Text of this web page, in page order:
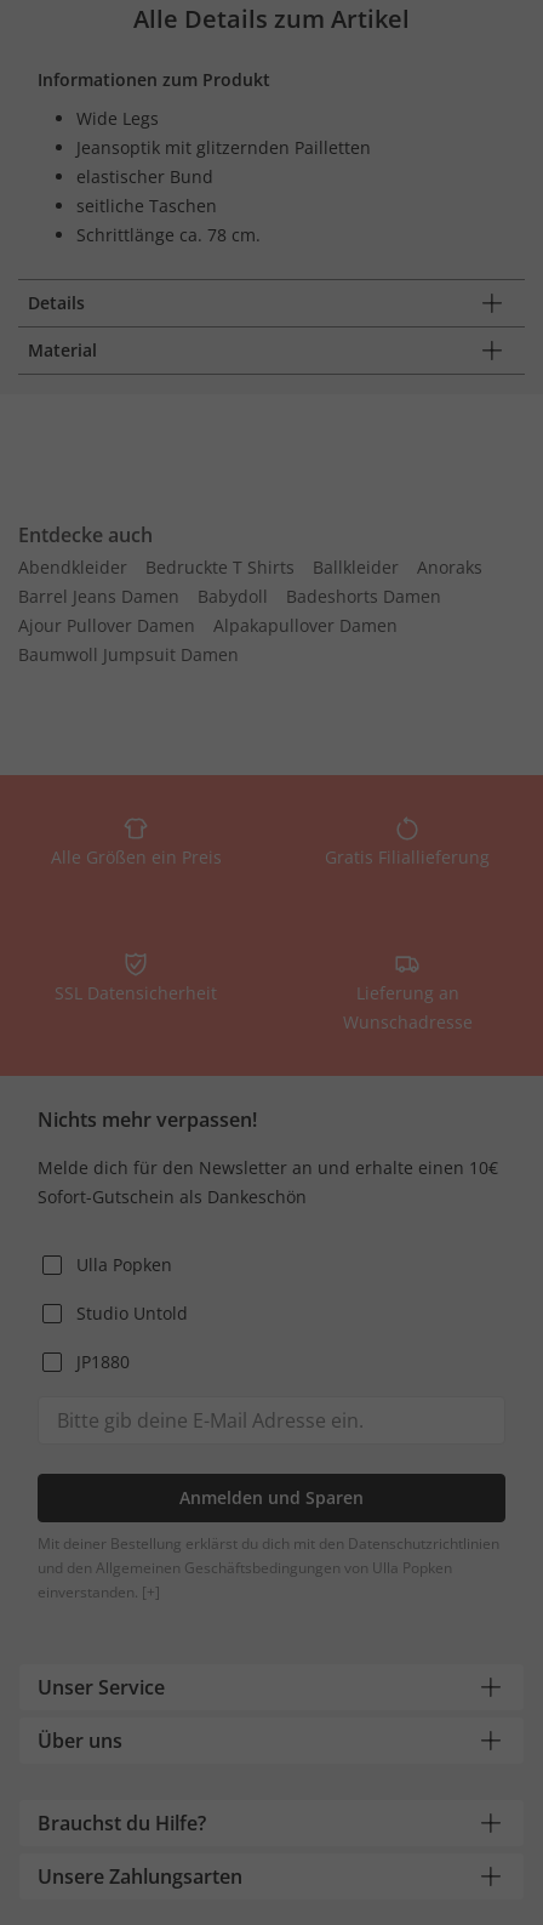
Alle Details zum Artikel
Informationen zum Produkt
Wide Legs
Jeansoptik mit glitzernden Pailletten
elastischer Bund
seitliche Taschen
Schrittlänge ca. 78 cm.
Details
Material
Entdecke auch
Abendkleider Bedruckte T Shirts Ballkleider
Anoraks
Barrel Jeans Damen
Babydoll
Badeshorts Damen
Ajour Pullover Damen
Alpakapullover Damen
Baumwoll Jumpsuit Damen
Alle Größen ein Preis Gratis Filiallieferung
SSL Datensicherheit
Lieferung an
Wunschadresse
Nichts mehr verpassen!
Melde dich für den Newsletter an und erhalte einen 10€
Sofort-Gutschein als Dankeschön
Ulla Popken
Studio Untold
JP1880
Anmelden und Sparen
Mit deiner Bestellung erklärst du dich mit den Datenschutzrichtlinien
und den Allgemeinen Geschäftsbedingungen von Ulla Popken
einverstanden. [+]
Unser Service
Über uns
Brauchst du Hilfe?
Unsere Zahlungsarten